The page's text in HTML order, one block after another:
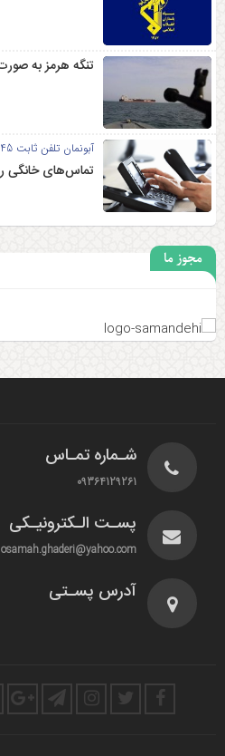
تنگه هرمز به
آبونمان تلفن ثابت 45 درصد گران شد
تماس‌های خانگی
مجوز ما
شـماره تمـاس
09364129261
پسـت الـکترونیـکی
osamah.ghaderi@yahoo.com
آدرس پسـتی